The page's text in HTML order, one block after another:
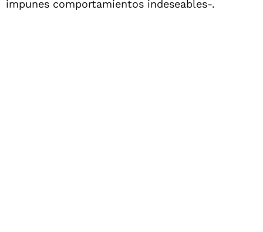
impunes comportamientos indeseables-.